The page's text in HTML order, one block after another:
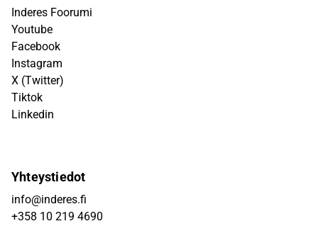
Inderes Foorumi
Youtube
Facebook
Instagram
X (Twitter)
Tiktok
Linkedin
Yhteystiedot
info@inderes.fi
+358 10 219 4690